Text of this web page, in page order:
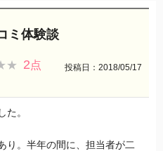
ミ体験談
2点 投稿日：2018/05/17
た。
り。半年の間に、担当者が二